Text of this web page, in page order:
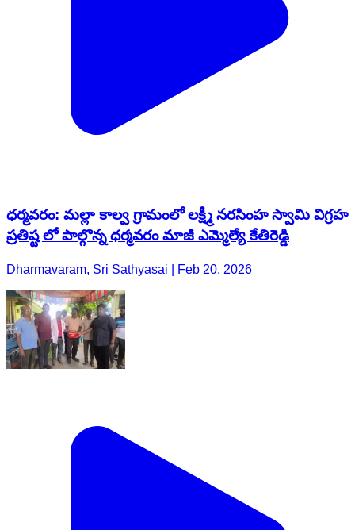
ధర్మవరం: మల్లా కాల్వ గ్రామంలో లక్ష్మీ నరసింహ స్వామి విగ్రహ
ప్రతిష్ట లో పాల్గొన్న ధర్మవరం మాజీ ఎమ్మెల్యే కేతిరెడ్డి
Dharmavaram, Sri Sathyasai | Feb 20, 2026